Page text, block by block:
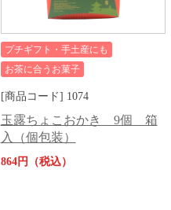
プチギフト・手土産にも
お茶に合うお菓子
[商品コード] 1074
玉露ちょこおかき 9個 箱
入（個包装）
864円（税込）